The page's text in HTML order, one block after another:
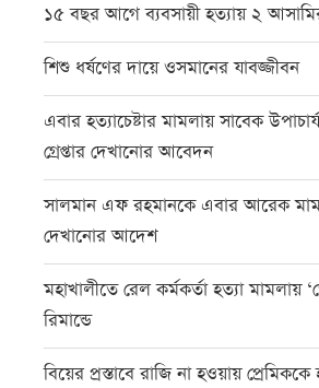
১৫ বছর আগে ব্যবসায়ী হত্যায় ২
শিশু ধর্ষণের দায়ে ওসমানের যাবজ্জীবন
এবার হত্যাচেষ্টার মামলায় সাবেক
গ্রেপ্তার দেখানোর আবেদন
সালমান এফ রহমানকে এবার আরেক
দেখানোর আদেশ
মহাখালীতে রেল কর্মকর্তা হত্যা মামলায়
রিমান্ডে
বিয়ের প্রস্তাবে রাজি না হওয়ায় প্রেমিককে